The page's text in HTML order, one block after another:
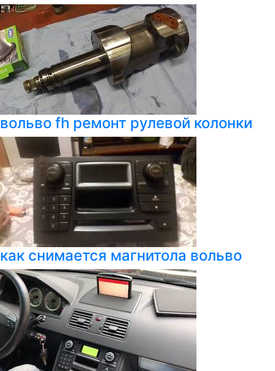
вольво fh ремонт рулевой колонки
как снимается магнитола вольво